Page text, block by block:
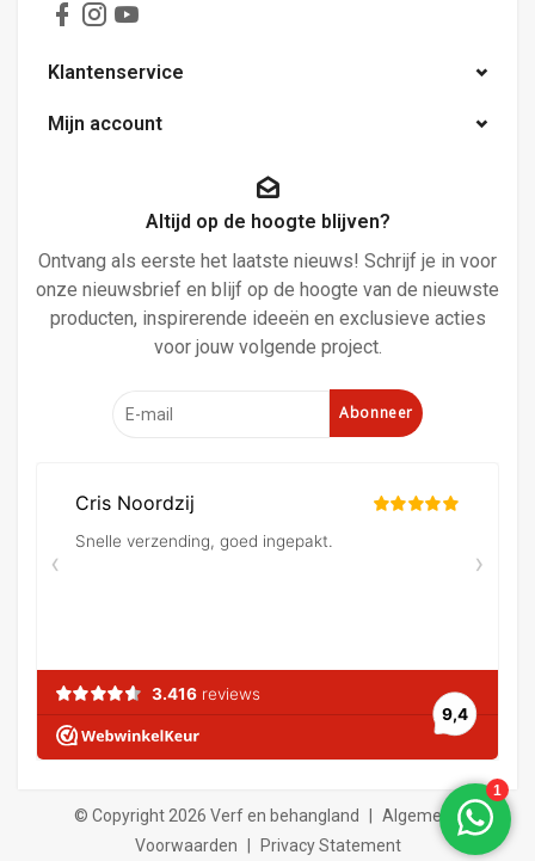
Klantenservice
Mijn account
Altijd op de hoogte blijven?
Ontvang als eerste het laatste nieuws! Schrijf je in voor
onze nieuwsbrief en blijf op de hoogte van de nieuwste
producten, inspirerende ideeën en exclusieve acties
voor jouw volgende project.
Abonneer
© Copyright 2026 Verf en behangland
Algemene
Voorwaarden
Privacy Statement